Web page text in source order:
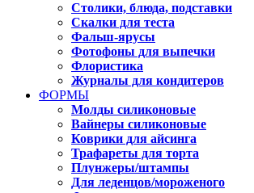
Столики, блюда, подставки
Скалки для теста
Фальш-ярусы
Фотофоны для выпечки
Флористика
Журналы для кондитеров
ФОРМЫ
Молды силиконовые
Вайнеры силиконовые
Коврики для айсинга
Трафареты для торта
Плунжеры/штампы
Для леденцов/мороженого